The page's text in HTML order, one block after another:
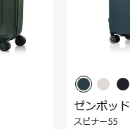
ゼンポッド
スピナー55